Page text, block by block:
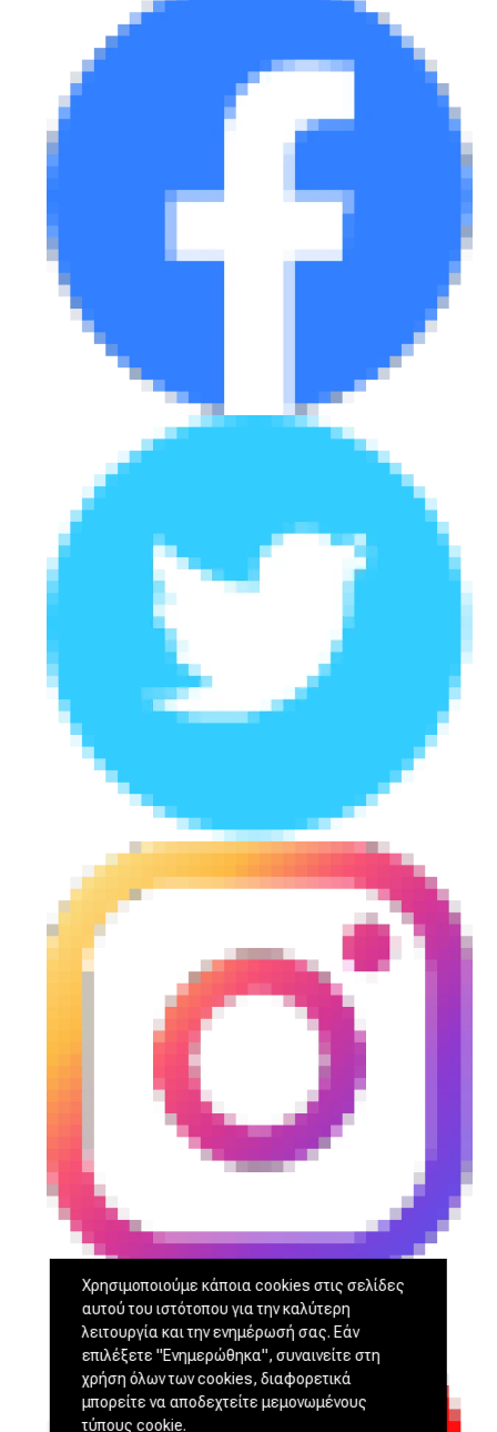
Χρησιμοποιούμε κάποια cookies στις σελίδες
αυτού του ιστότοπου για την καλύτερη
λειτουργία και την ενημέρωσή σας. Εάν
επιλέξετε "Ενημερώθηκα", συναινείτε στη
χρήση όλων των cookies, διαφορετικά
μπορείτε να αποδεχτείτε μεμονωμένους
τύπους cookie.